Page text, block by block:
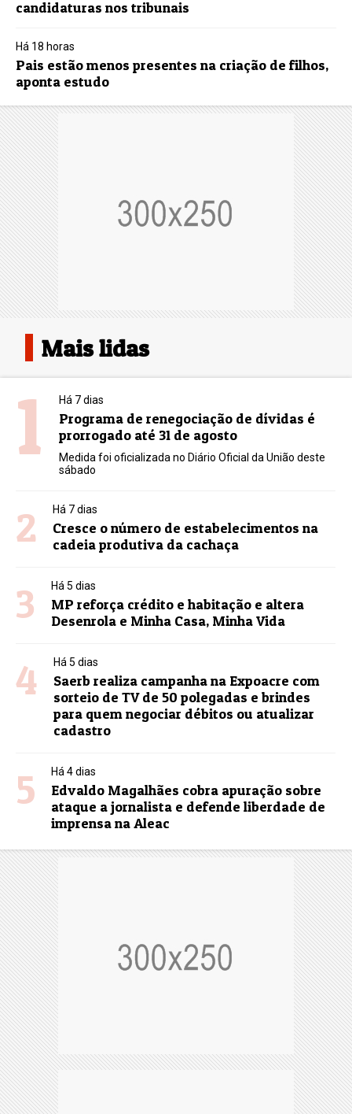
candidaturas nos tribunais
Há 18 horas
Pais estão menos presentes na criação de filhos,
aponta estudo
Mais lidas
1 Há 7 dias
Programa de renegociação de dívidas é
prorrogado até 31 de agosto
Medida foi oficializada no Diário Oficial da União deste
sábado
2 Há 7 dias
Cresce o número de estabelecimentos na
cadeia produtiva da cachaça
3 Há 5 dias
MP reforça crédito e habitação e altera
Desenrola e Minha Casa, Minha Vida
4 Há 5 dias
Saerb realiza campanha na Expoacre com
sorteio de TV de 50 polegadas e brindes
para quem negociar débitos ou atualizar
cadastro
5 Há 4 dias
Edvaldo Magalhães cobra apuração sobre
ataque a jornalista e defende liberdade de
imprensa na Aleac